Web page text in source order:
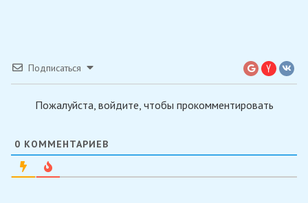
Подписаться
Пожалуйста, войдите, чтобы прокомментировать
0 КОММЕНТАРИЕВ